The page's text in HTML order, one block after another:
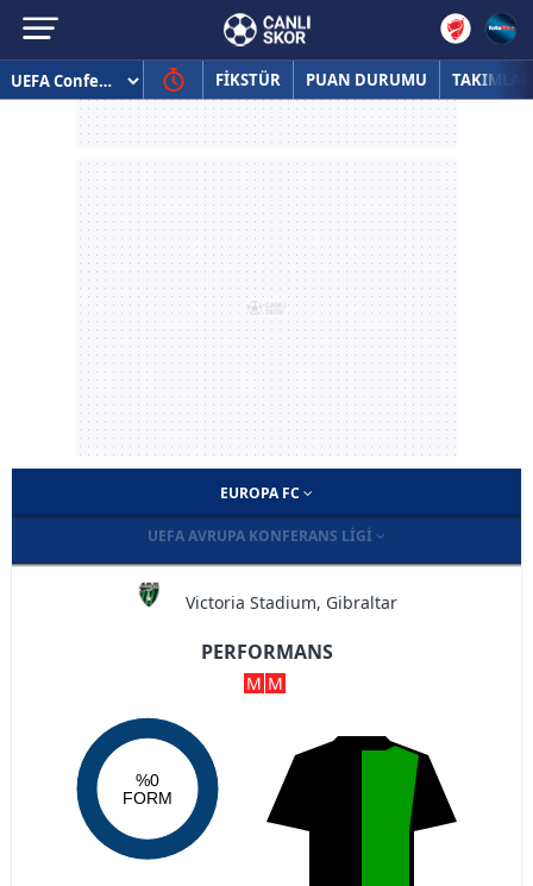
FİKSTÜR PUAN DURUMU TAKIMLAR
EUROPA FC
UEFA AVRUPA KONFERANS LIGI
Victoria Stadium, Gibraltar
PERFORMANS
M M
%0
FORM